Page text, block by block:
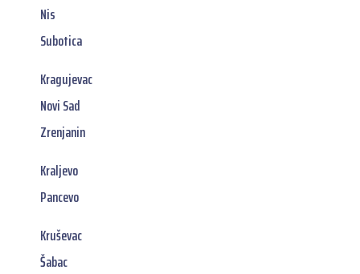
Nis
Subotica
Kragujevac
Novi Sad
Zrenjanin
Kraljevo
Pancevo
Kruševac
Šabac